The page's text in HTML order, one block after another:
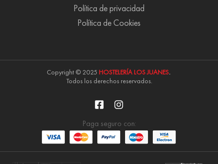
Política de privacidad
Política de Cookies
Copyright © 2025 HOSTELERÍA LOS JUANES.
Todos los derechos reservados.
Paga seguro con: